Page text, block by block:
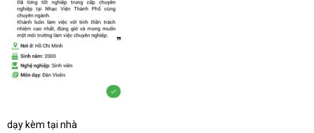
dạy kèm tại nhà